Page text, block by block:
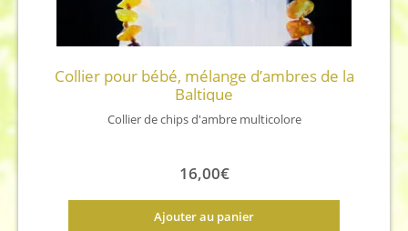
Collier pour bébé, mélange d’ambres de la
Baltique
Collier de chips d'ambre multicolore
16,00€
Ajouter au panier